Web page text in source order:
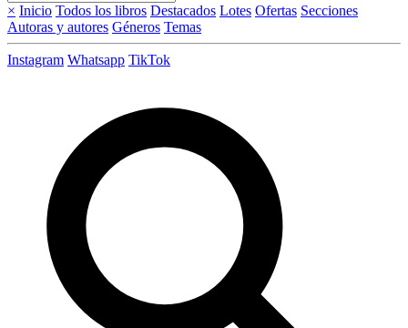
× Inicio Todos los libros Destacados Lotes Ofertas Secciones
Autoras y autores Géneros Temas
Instagram Whatsapp TikTok